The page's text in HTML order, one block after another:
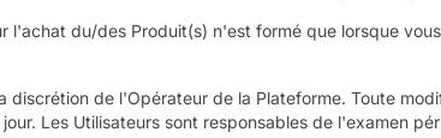
l'achat du/des Produit(s) n'est formé que lorsque
discrétion de l'Opérateur de la Plateforme. Toute
Les Utilisateurs sont responsables de l'examen